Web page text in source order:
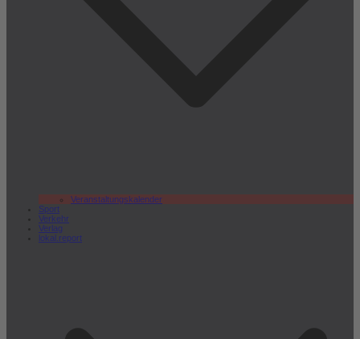
Veranstaltungskalender
Sport
Verkehr
Verlag
lokal.report